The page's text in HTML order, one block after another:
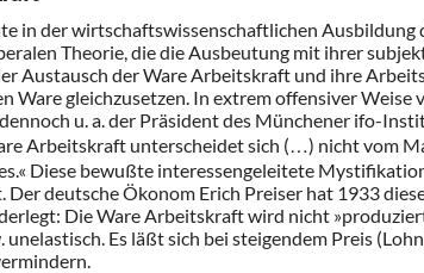
in der wirtschaftswissenschaftlichen Ausbildung
Theorie, die die Ausbeutung mit ihrer
Austausch der Ware Arbeitskraft und ihre
Ware gleichzusetzen. In extrem offensiver Weise
u. a. der Präsident des Münchener ifo-
Arbeitskraft unterscheidet sich (…) nicht vom
Diese bewußte interessengeleitete
deutsche Ökonom Erich Preiser hat 1933
Die Ware Arbeitskraft wird nicht
Es läßt sich bei steigendem Preis